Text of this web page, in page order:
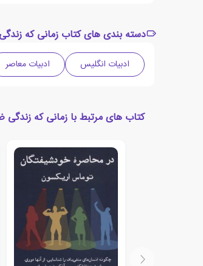
دسته بندی های کتاب زمانی که
ادبیات انگلیس ادبیات معاصر
کتاب های مرتبط با زمانی که زندگی